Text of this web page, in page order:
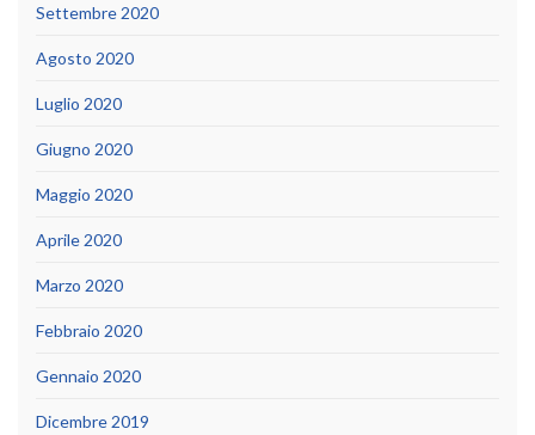
Settembre 2020
Agosto 2020
Luglio 2020
Giugno 2020
Maggio 2020
Aprile 2020
Marzo 2020
Febbraio 2020
Gennaio 2020
Dicembre 2019